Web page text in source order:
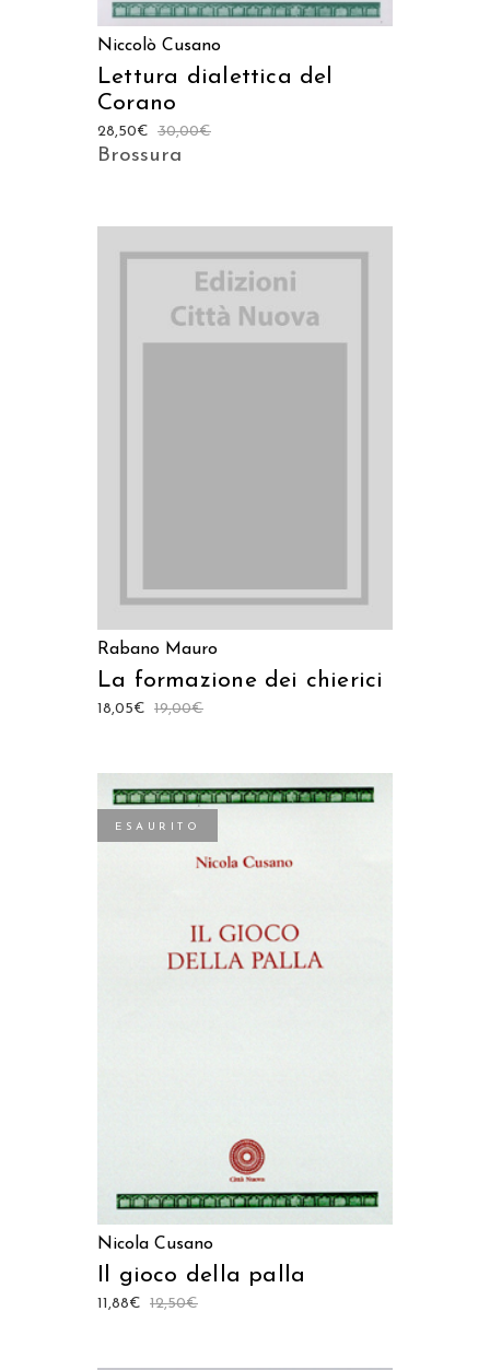
Niccolò Cusano
Lettura dialettica del
Corano
30,00€
28,50€
Brossura
Rabano Mauro
La formazione dei chierici
19,00€
18,05€
ESAURITO
Nicola Cusano
Il gioco della palla
12,50€
11,88€